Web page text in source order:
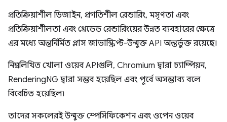
প্রতিক্রিয়াশীল ডিজাইন, প্রগতিশীল রেন্ডারিং, মসৃণতা এবং
প্রতিক্রিয়াশীলতা এবং থ্রেডেড রেন্ডারিংয়ের উন্নত ব্যবহারের ক্ষেত্রে
এর মধ্যে অন্তর্নির্মিত প্লাস জাভাস্ক্রিপ্ট-উন্মুক্ত API অন্তর্ভুক্ত রয়েছে।
নিম্নলিখিত খোলা ওয়েব APIগুলি, Chromium দ্বারা চ্যাম্পিয়ন,
RenderingNG দ্বারা সম্ভব হয়েছিল এবং পূর্বে অসম্ভাব্য বলে
বিবেচিত হয়েছিল৷
তাদের সকলেরই উন্মুক্ত স্পেসিফিকেশন এবং ওপেন ওয়েব